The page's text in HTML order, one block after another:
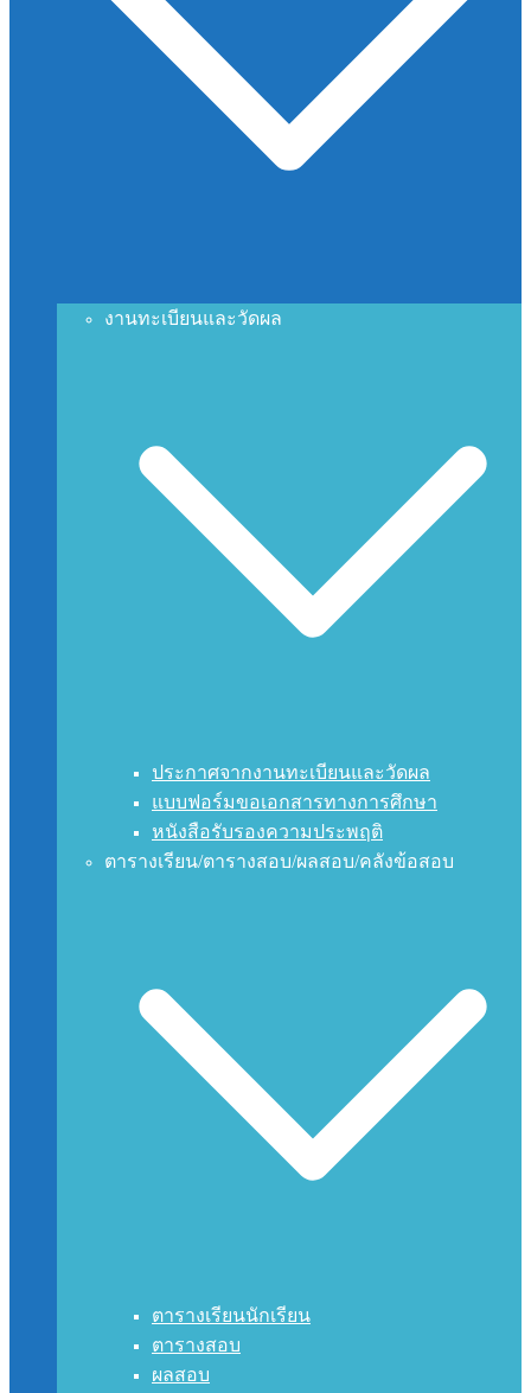
งานทะเบียนและวัดผล
ประกาศจากงานทะเบียนและวัดผล
แบบฟอร์มขอเอกสารทางการศึกษา
หนังสือรับรองความประพฤติ
ตารางเรียน/ตารางสอบ/ผลสอบ/คลังข้อสอบ
ตารางเรียนนักเรียน
ตารางสอบ
ผลสอบ